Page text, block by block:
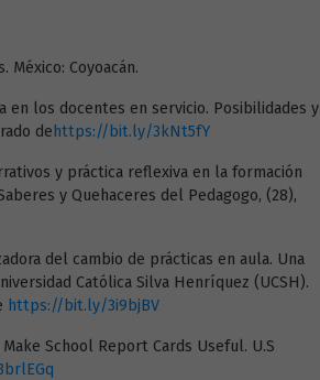
México: Coyoacán.
en los docentes en servicio. Posibilidades y
de https://bit.ly/3kNt5fY
y práctica reflexiva en la formación
y Quehaceres del Pedagogo, (28),
del cambio de prácticas en aula. Una
Católica Silva Henríquez (UCSH).
https://bit.ly/3i9bjBV
School Report Cards Useful. U.S